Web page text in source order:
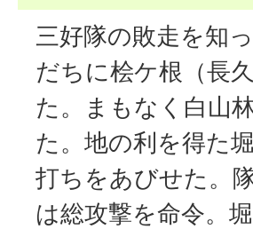
三好隊の敗走を知
だちに桧ケ根（長
た。まもなく白山
た。地の利を得た
打ちをあびせた。
は総攻撃を命令。